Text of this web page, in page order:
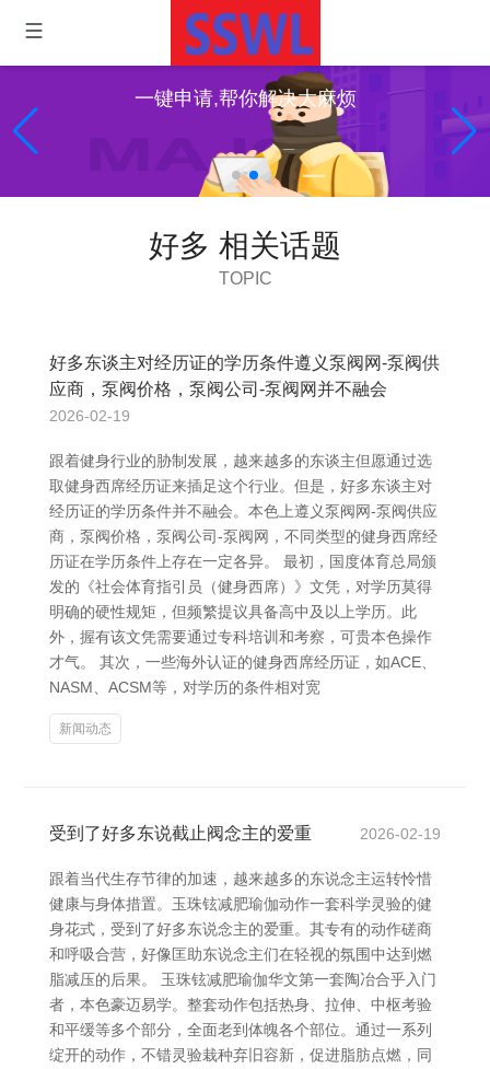
一键申请,帮你解决大麻烦
好多 相关话题
TOPIC
好多东谈主对经历证的学历条件遵义泵阀网-泵阀供
应商，泵阀价格，泵阀公司-泵阀网并不融会
2026-02-19
跟着健身行业的胁制发展，越来越多的东谈主但愿通过选
取健身西席经历证来插足这个行业。但是，好多东谈主对
经历证的学历条件并不融会。本色上遵义泵阀网-泵阀供应
商，泵阀价格，泵阀公司-泵阀网，不同类型的健身西席经
历证在学历条件上存在一定各异。 最初，国度体育总局颁
发的《社会体育指引员（健身西席）》文凭，对学历莫得
明确的硬性规矩，但频繁提议具备高中及以上学历。此
外，握有该文凭需要通过专科培训和考察，可贵本色操作
才气。 其次，一些海外认证的健身西席经历证，如ACE、
NASM、ACSM等，对学历的条件相对宽
新闻动态
受到了好多东说截止阀念主的爱重 2026-02-19
跟着当代生存节律的加速，越来越多的东说念主运转怜惜
健康与身体措置。玉珠铉减肥瑜伽动作一套科学灵验的健
身花式，受到了好多东说念主的爱重。其专有的动作磋商
和呼吸合营，好像匡助东说念主们在轻视的氛围中达到燃
脂减压的后果。 玉珠铉减肥瑜伽华文第一套陶冶合乎入门
者，本色豪迈易学。整套动作包括热身、拉伸、中枢考验
和平缓等多个部分，全面老到体魄各个部位。通过一系列
绽开的动作，不错灵验栽种弃旧容新，促进脂肪点燃，同